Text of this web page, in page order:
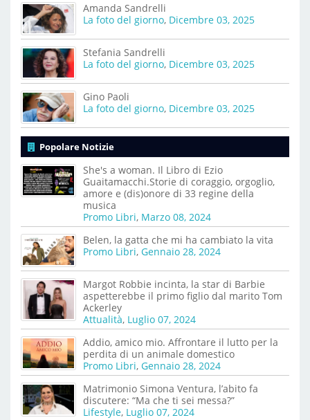
Amanda Sandrelli
La foto del giorno, Dicembre 03, 2025
Stefania Sandrelli
La foto del giorno, Dicembre 03, 2025
Gino Paoli
La foto del giorno, Dicembre 03, 2025
Popolare Notizie
She's a woman. Il Libro di Ezio
Guaitamacchi.Storie di coraggio, orgoglio,
amore e (dis)onore di 33 regine della
musica
Promo Libri, Marzo 08, 2024
Belen, la gatta che mi ha cambiato la vita
Promo Libri, Gennaio 28, 2024
Margot Robbie incinta, la star di Barbie
aspetterebbe il primo figlio dal marito Tom
Ackerley
Attualità, Luglio 07, 2024
Addio, amico mio. Affrontare il lutto per la
perdita di un animale domestico
Promo Libri, Gennaio 28, 2024
Matrimonio Simona Ventura, l’abito fa
discutere: “Ma che ti sei messa?”
Lifestyle, Luglio 07, 2024